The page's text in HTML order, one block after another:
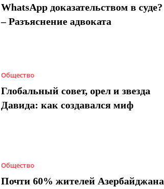
WhatsApp доказательством в суде?
– Разъяснение адвоката
Общество
Глобальный совет, орел и звезда
Давида: как создавался миф
Общество
Почти 60% жителей Азербайджана